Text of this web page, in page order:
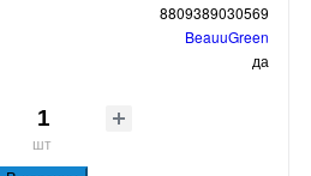
8809389030569
BeauuGreen
да
шт